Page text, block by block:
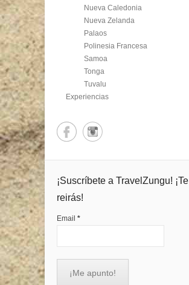
Nueva Caledonia
Nueva Zelanda
Palaos
Polinesia Francesa
Samoa
Tonga
Tuvalu
Experiencias
¡Suscríbete a TravelZungu! ¡Te
reirás!
Email *